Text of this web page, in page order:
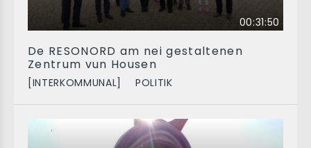
00:31:50
De RESONORD am nei gestaltenen
Zentrum vun Housen
[INTERKOMMUNAL] POLITIK